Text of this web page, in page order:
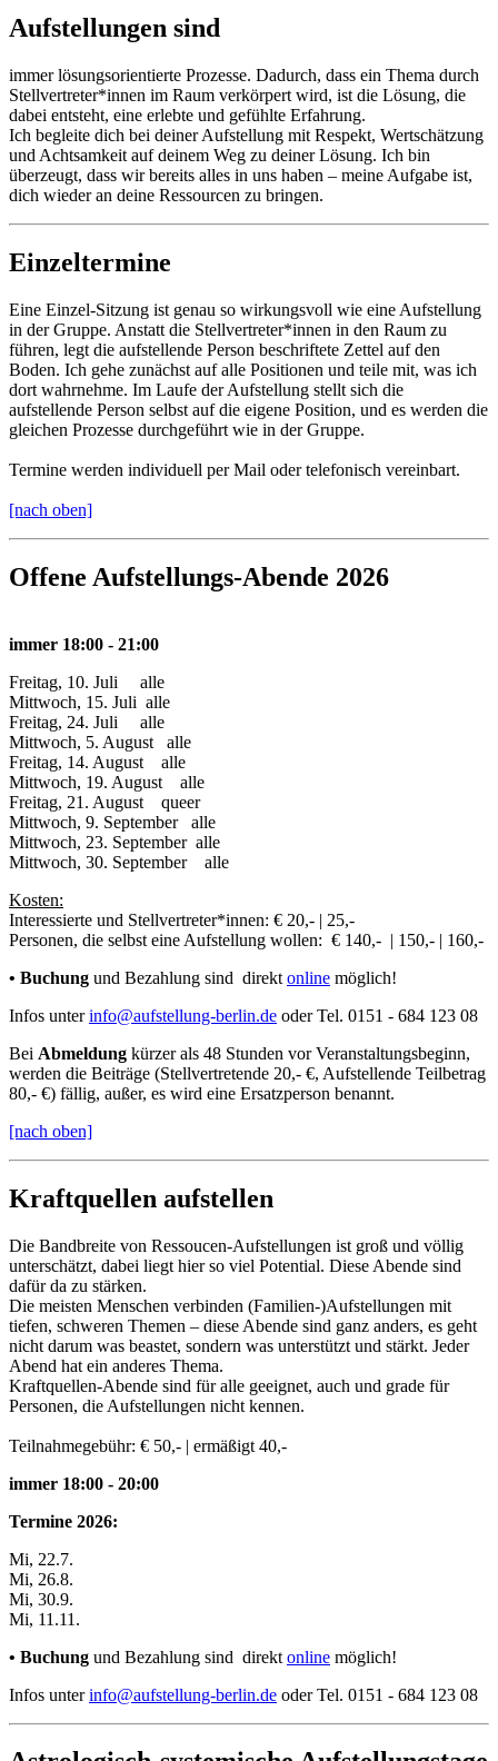
Aufstellungen sind
immer lösungsorientierte Prozesse. Dadurch, dass ein Thema durch
Stellvertreter*innen im Raum verkörpert wird, ist die Lösung, die
dabei entsteht, eine erlebte und gefühlte Erfahrung.
Ich begleite dich bei deiner Aufstellung mit Respekt, Wertschätzung
und Achtsamkeit auf deinem Weg zu deiner Lösung. Ich bin
überzeugt, dass wir bereits alles in uns haben – meine Aufgabe ist,
dich wieder an deine Ressourcen zu bringen.
Einzeltermine
Eine Einzel-Sitzung ist genau so wirkungsvoll wie eine Aufstellung
in der Gruppe. Anstatt die Stellvertreter*innen in den Raum zu
führen, legt die aufstellende Person beschriftete Zettel auf den
Boden. Ich gehe zunächst auf alle Positionen und teile mit, was ich
dort wahrnehme. Im Laufe der Aufstellung stellt sich die
aufstellende Person selbst auf die eigene Position, und es werden die
gleichen Prozesse durchgeführt wie in der Gruppe.
Termine werden individuell per Mail oder telefonisch vereinbart.
[nach oben]
Offene Aufstellungs-Abende 2026
immer 18:00 - 21:00
Freitag, 10. Juli alle
Mittwoch, 15. Juli alle
Freitag, 24. Juli alle
Mittwoch, 5. August alle
Freitag, 14. August alle
Mittwoch, 19. August alle
Freitag, 21. August queer
Mittwoch, 9. September alle
Mittwoch, 23. September alle
Mittwoch, 30. September alle
Kosten:
Interessierte und Stellvertreter*innen: € 20,- | 25,-
Personen, die selbst eine Aufstellung wollen: € 140,- | 150,- | 160,-
• Buchung und Bezahlung sind direkt online möglich!
Infos unterinfo@aufstellung-berlin.de oder Tel. 0151 - 684 123 08
Bei Abmeldung kürzer als 48 Stunden vor Veranstaltungsbeginn,
werden die Beiträge (Stellvertretende 20,- €, Aufstellende Teilbetrag
80,- €) fällig, außer, es wird eine Ersatzperson benannt.
[nach oben]
Kraftquellen aufstellen
Die Bandbreite von Ressoucen-Aufstellungen ist groß und völlig
unterschätzt, dabei liegt hier so viel Potential. Diese Abende sind
dafür da zu stärken.
Die meisten Menschen verbinden (Familien-)Aufstellungen mit
tiefen, schweren Themen – diese Abende sind ganz anders, es geht
nicht darum was beastet, sondern was unterstützt und stärkt. Jeder
Abend hat ein anderes Thema.
Kraftquellen-Abende sind für alle geeignet, auch und grade für
Personen, die Aufstellungen nicht kennen.
Teilnahmegebühr: € 50,- | ermäßigt 40,-
immer 18:00 - 20:00
Termine 2026:
Mi, 22.7.
Mi, 26.8.
Mi, 30.9.
Mi, 11.11.
• Buchung und Bezahlung sind direkt online möglich!
Infos unterinfo@aufstellung-berlin.de oder Tel. 0151 - 684 123 08